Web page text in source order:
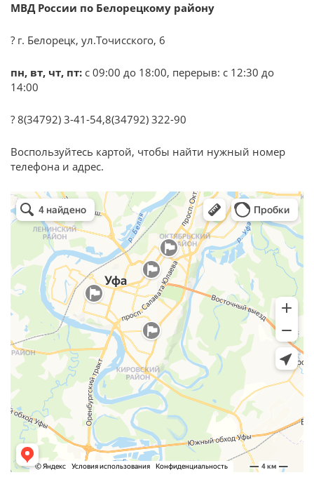
МВД России по Белорецкому району
? г. Белорецк, ул.Точисского, 6
пн, вт, чт, пт: с 09:00 до 18:00, перерыв: с 12:30 до
14:00
? 8(34792) 3-41-54,8(34792) 322-90
Воспользуйтесь картой, чтобы найти нужный номер
телефона и адрес.